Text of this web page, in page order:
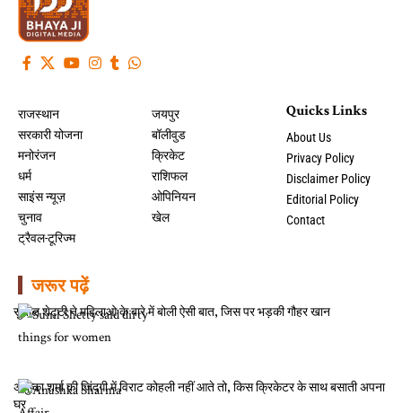
राजस्थान
सरकारी योजना
मनोरंजन
धर्म
साइंस न्यूज़
चुनाव
ट्रैवल-टूरिज्म
जयपुर
बॉलीवुड
क्रिकेट
राशिफल
ओपिनियन
खेल
Quicks Links
About Us
Privacy Policy
Disclaimer Policy
Editorial Policy
Contact
जरूर पढ़ें
सुनील शेट्टी ने महिलाओ के बारे में बोली ऐसी बात, जिस पर भड़की गौहर खान
अनुष्का शर्मा की जिंदगी में विराट कोहली नहीं आते तो, किस क्रिकेटर के साथ बसाती अपना
घर